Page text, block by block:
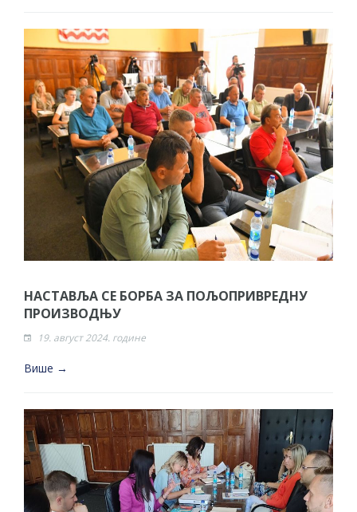
НАСТАВЉА СЕ БОРБА ЗА ПОЉОПРИВРЕДНУ
ПРОИЗВОДЊУ
19. август 2024. године
Више →